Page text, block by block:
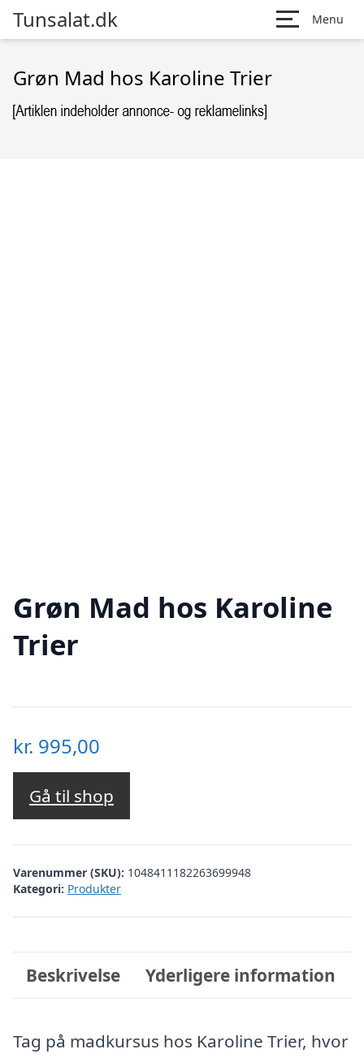
Tunsalat.dk Menu
Grøn Mad hos Karoline Trier
Grøn Mad hos Karoline
Trier
kr. 995,00
Gå til shop
Varenummer (SKU): 1048411182263699948
Kategori: Produkter
Beskrivelse Yderligere information
Tag på madkursus hos Karoline Trier, hvor